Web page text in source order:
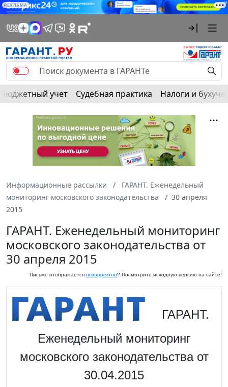
РЕКЛАМА
Бюджетный учет Судебная практика Налоги и
Информационные рассылки
ГАРАНТ. Еженедельный
мониторинг московского законодательства
30 апреля
2015
ГАРАНТ. Еженедельный мониторинг
московского законодательства от
30 апреля 2015
Письмо отображается некорректно? Посмотрите исходную версию на сайте!
ГАРАНТ.
Еженедельный мониторинг
московского законодательства от
30.04.2015